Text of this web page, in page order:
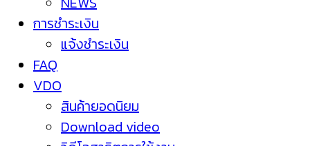
การชำระเงิน
แจ้งชำระเงิน
FAQ
VDO
สินค้ายอดนิยม
Download video